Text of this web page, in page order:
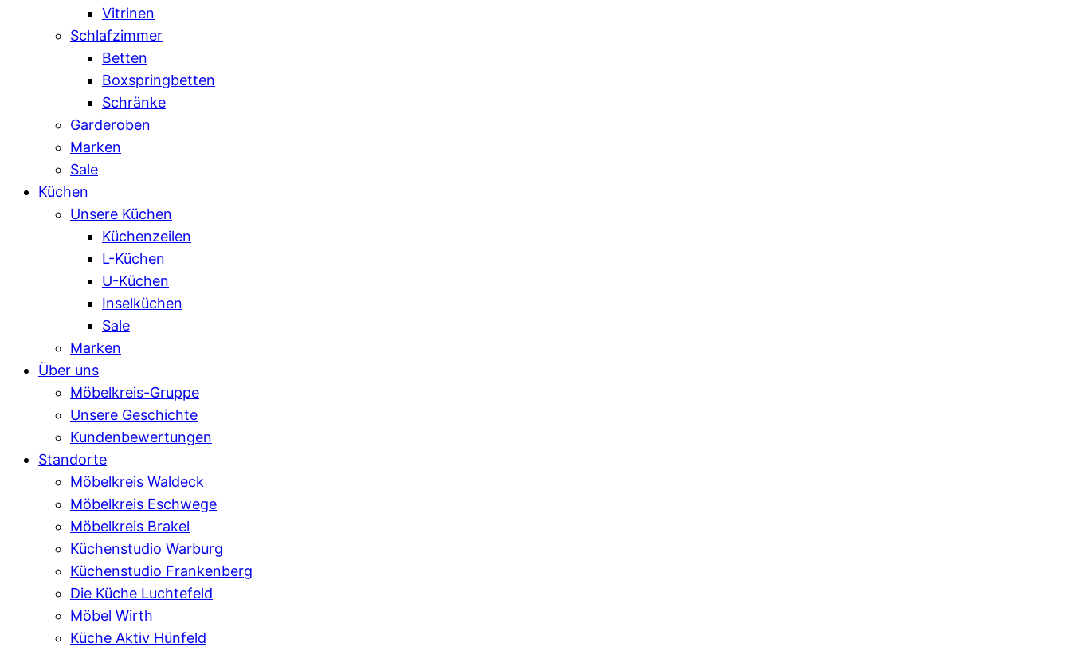
Vitrinen
Schlafzimmer
Betten
Boxspringbetten
Schränke
Garderoben
Marken
Sale
Küchen
Unsere Küchen
Küchenzeilen
L-Küchen
U-Küchen
Inselküchen
Sale
Marken
Über uns
Möbelkreis-Gruppe
Unsere Geschichte
Kundenbewertungen
Standorte
Möbelkreis Waldeck
Möbelkreis Eschwege
Möbelkreis Brakel
Küchenstudio Warburg
Küchenstudio Frankenberg
Die Küche Luchtefeld
Möbel Wirth
Küche Aktiv Hünfeld